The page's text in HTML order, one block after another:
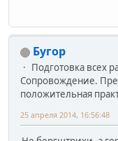
Бугор
Подготовка всех
Сопровождение.
положительная
25 апреля 2014, 16:56:48